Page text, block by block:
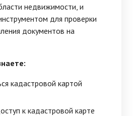
недвижимости, и
для проверки
документов на
кадастровой картой
к кадастровой карте